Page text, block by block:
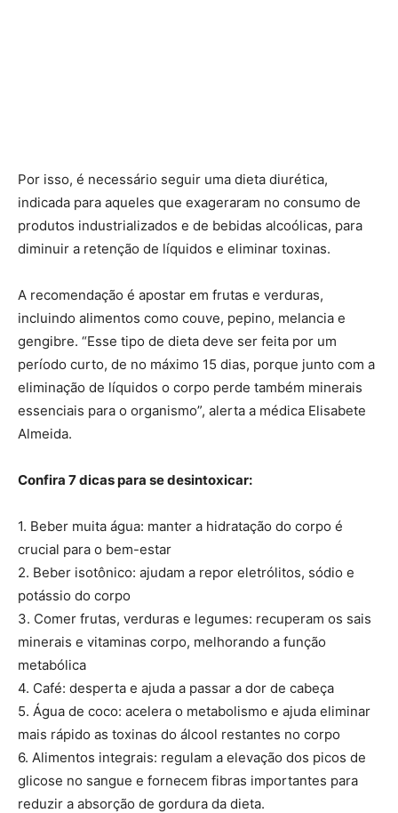
Por isso, é necessário seguir uma dieta diurética,
indicada para aqueles que exageraram no consumo de
produtos industrializados e de bebidas alcoólicas, para
diminuir a retenção de líquidos e eliminar toxinas.
A recomendação é apostar em frutas e verduras,
incluindo alimentos como couve, pepino, melancia e
gengibre. “Esse tipo de dieta deve ser feita por um
período curto, de no máximo 15 dias, porque junto com a
eliminação de líquidos o corpo perde também minerais
essenciais para o organismo”, alerta a médica Elisabete
Almeida.
Confira 7 dicas para se desintoxicar:
1. Beber muita água: manter a hidratação do corpo é
crucial para o bem-estar
2. Beber isotônico: ajudam a repor eletrólitos, sódio e
potássio do corpo
3. Comer frutas, verduras e legumes: recuperam os sais
minerais e vitaminas corpo, melhorando a função
metabólica
4. Café: desperta e ajuda a passar a dor de cabeça
5. Água de coco: acelera o metabolismo e ajuda eliminar
mais rápido as toxinas do álcool restantes no corpo
6. Alimentos integrais: regulam a elevação dos picos de
glicose no sangue e fornecem fibras importantes para
reduzir a absorção de gordura da dieta.